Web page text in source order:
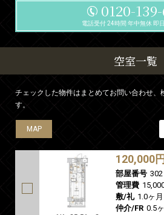
0120-
電話受付 24時間 年中無休 即
空室一覧
チェックした物件はまとめてお問い合わせ、
す。
MAP
120,000円
部屋番号 302
管理費
敷/礼 1.0ヶ月
仲介/FR 0.5
MAP